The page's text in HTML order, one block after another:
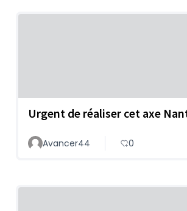
Urgent de réaliser cet axe
Avancer44 0